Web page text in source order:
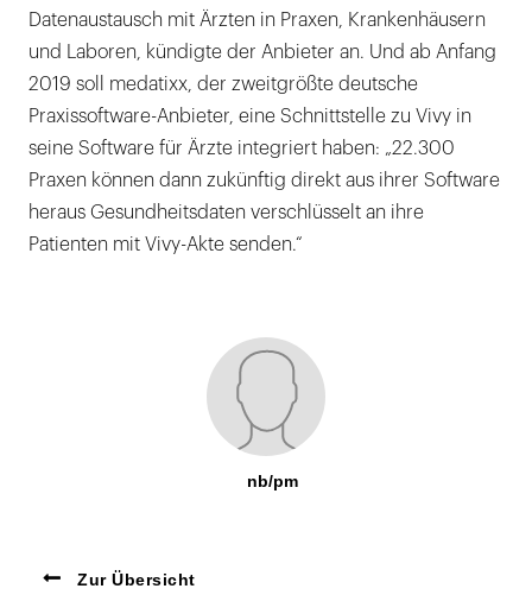
Datenaustausch mit Ärzten in Praxen, Krankenhäusern
und Laboren, kündigte der Anbieter an. Und ab Anfang
2019 soll medatixx, der zweitgrößte deutsche
Praxissoftware-Anbieter, eine Schnittstelle zu Vivy in
seine Software für Ärzte integriert haben: „22.300
Praxen können dann zukünftig direkt aus ihrer Software
heraus Gesundheitsdaten verschlüsselt an ihre
Patienten mit Vivy-Akte senden.“
nb/pm
Zur Übersicht